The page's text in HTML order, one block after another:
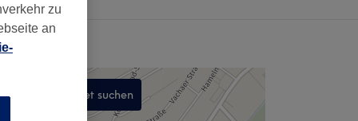
In diesem Gebiet suchen
zu
an